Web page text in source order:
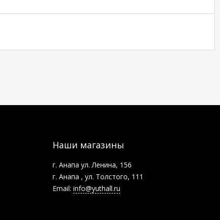
Наши магазины
г. Анапа ул. Ленина, 156
г. Анапа , ул. Толстого, 111
Email: info@yuthall.ru